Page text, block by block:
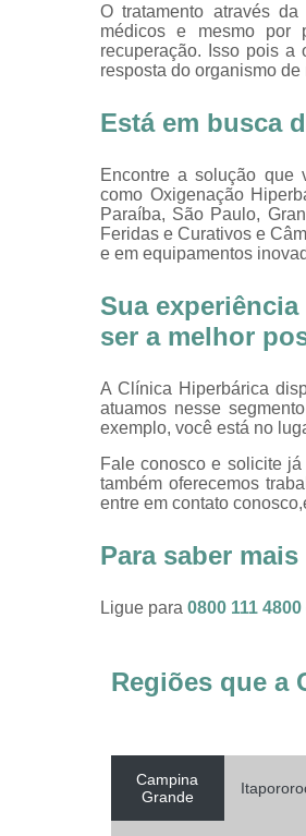
O tratamento através
médicos e mesmo por
recuperação. Isso pois a
resposta do organismo
Está em busca
Encontre a solução que
como Oxigenação
Paraíba, São Paulo,
Feridas e Curativos e
e em equipamentos
Sua
ser a melhor
A Clínica Hiperbárica
atuamos nesse
exemplo, você está no
Fale conosco e solicite
também oferecemos
entre em contato
Para saber
Ligue para 0800 111 4800
Regiões que a
Campina
Grande